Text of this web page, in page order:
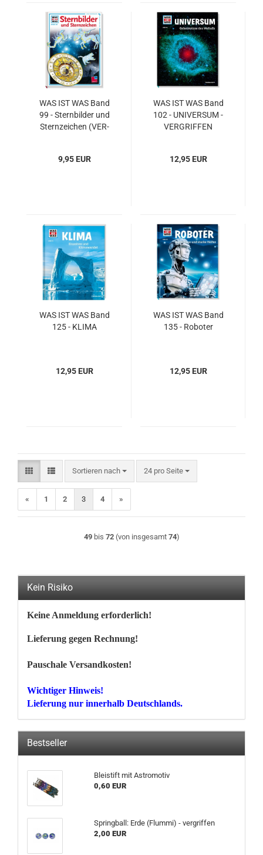
WAS IST WAS Band
99 - Stern­bil­der und
Stern­zei­chen (VER­
9,95 EUR
WAS IST WAS Band
102 - UNI­VER­SUM -
VER­GRIF­FEN
12,95 EUR
WAS IST WAS Band
125 - KLIMA
12,95 EUR
WAS IST WAS Band
135 - Ro­bo­ter
12,95 EUR
Sortieren nach
Sortieren nach 24 pro Seite
pro Seite
« 1 2 3 4 »
49bis 72(von insgesamt 74)
Kein Risiko
Keine Anmeldung erforderlich!
Lieferung gegen Rechnung!
Pauschale Versandkosten!
Wichtiger Hinweis!
Lieferung nur innerhalb Deutschlands.
Bestseller
Blei­stift mit As­tromo­tiv
0,60 EUR
Spring­ball: Erde (Flum­mi) - ver­grif­fen
2,00 EUR